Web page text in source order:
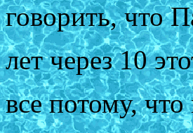
говорить, что
лет через 10
все потому,